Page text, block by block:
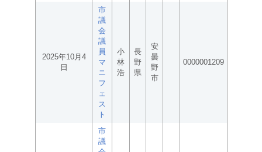
2025年10月4
日
市
議
会
議
員
マ
ニ
フ
ェ
ス
ト
小
林
浩
長
野
県
安
曇
野
市
0000001209
市
議